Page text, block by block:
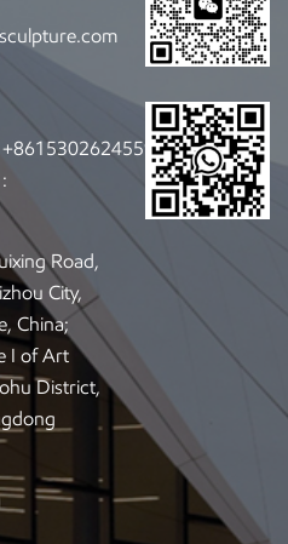
Road,
City,
China;
I of Art
District,